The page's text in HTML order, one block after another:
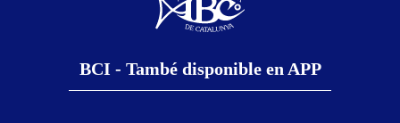
BCI - També disponible en APP